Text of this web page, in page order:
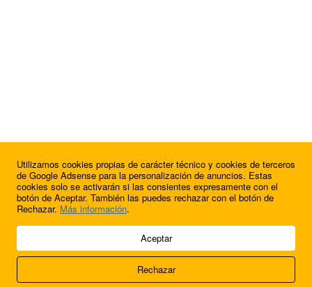
© 2009 - 2026 Soluciones Corporativas IP, SL.
Acerca de nosotros
FútbolBalear
Utilizamos cookies propias de carácter técnico y cookies de terceros
de Google Adsense para la personalización de anuncios. Estas
cookies solo se activarán si las consientes expresamente con el
botón de Aceptar. También las puedes rechazar con el botón de
Rechazar. Más información.
Aceptar
Rechazar